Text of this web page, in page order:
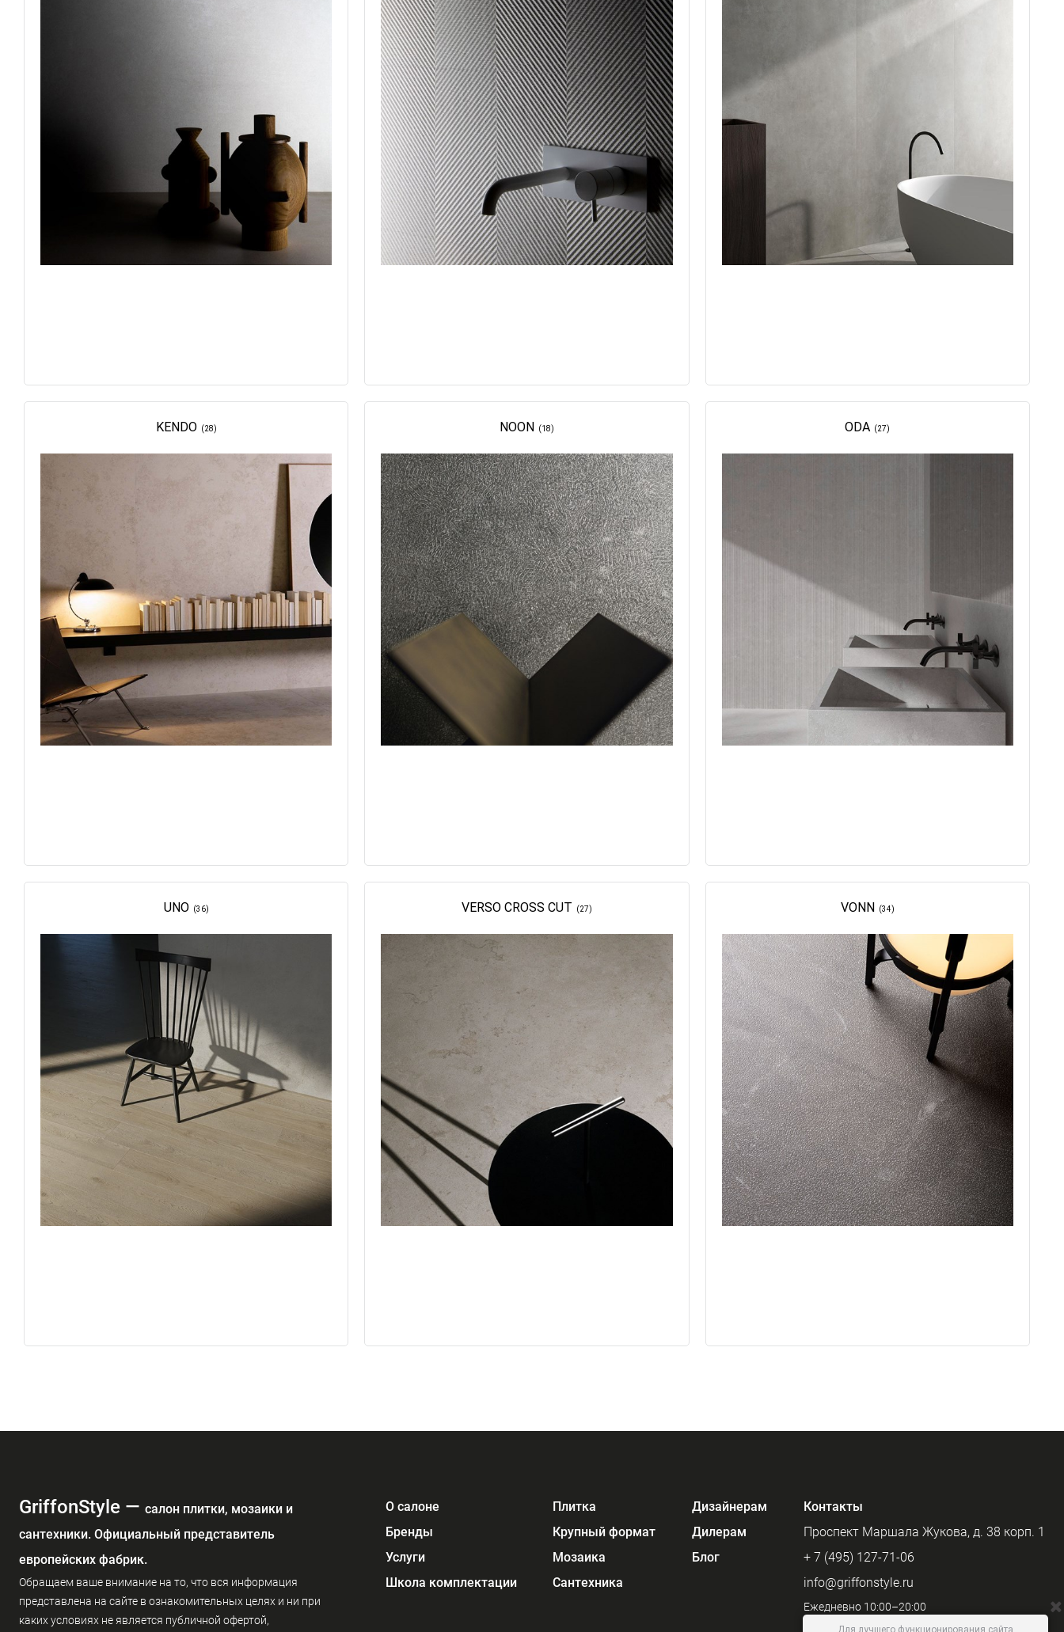
KENDO (28) NOON (18) ODA (27)
UNO (36) VERSO CROSS CUT (27) VONN (34)
GriffonStyle — cалон плитки, мозаики и
сантехники. Официальный представитель
европейских фабрик.
Обращаем ваше внимание на то, что вся информация
представлена на сайте в ознакомительных целях и ни при
каких условиях не является публичной офертой,
О салоне
Бренды
Услуги
Школа комплектации
Плитка
Крупный формат
Мозаика
Сантехника
Дизайнерам
Дилерам
Блог
Контакты
Проспект Маршала Жукова, д. 38 корп. 1
+ 7 (495) 127-71-06
info@griffonstyle.ru
Ежедневно 10:00–20:00
Для лучшего функционирования сайта